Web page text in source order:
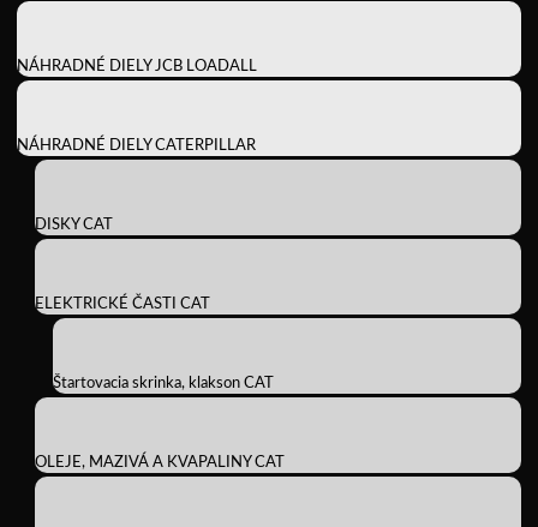
NÁHRADNÉ DIELY JCB LOADALL
NÁHRADNÉ DIELY CATERPILLAR
DISKY CAT
ELEKTRICKÉ ČASTI CAT
Štartovacia skrinka, klakson CAT
OLEJE, MAZIVÁ A KVAPALINY CAT